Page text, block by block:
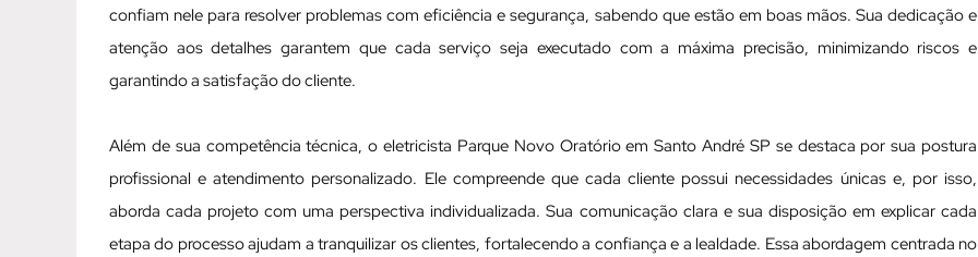
confiam nele para resolver problemas com eficiência e segurança, sabendo que estão em boas mãos. Sua dedicação e
atenção aos detalhes garantem que cada serviço seja executado com a máxima precisão, minimizando riscos e
garantindo a satisfação do cliente.
Além de sua competência técnica, o eletricista Parque Novo Oratório em Santo André SP se destaca por sua postura
profissional e atendimento personalizado. Ele compreende que cada cliente possui necessidades únicas e, por isso,
aborda cada projeto com uma perspectiva individualizada. Sua comunicação clara e sua disposição em explicar cada
etapa do processo ajudam a tranquilizar os clientes, fortalecendo a confiança e a lealdade. Essa abordagem centrada no